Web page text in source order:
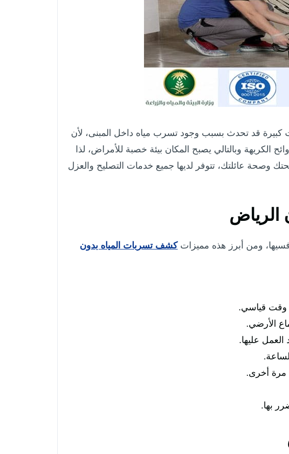
كبيرة قد تحدث بسبب وجود تسرب مياه داخل المبنى، لأن
الكريهة وبالتالي يصبح المكان بيئة خصبة للأمراض، لذا
عائلتك، تتوفر لديها جميع خدمات التصليح والعزل
الرياض
ومن أبرز هذه مميزاتكشف تسربات المياه بدون
وقت قياسي.
الأرضي.
عليها.
مرة أخرى.
بها.